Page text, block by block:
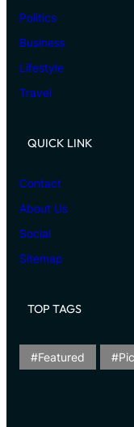
Politics
Business
Lifestyle
Travel
QUICK LINK
Contact
About Us
Social
Sitemap
TOP TAGS
Featured